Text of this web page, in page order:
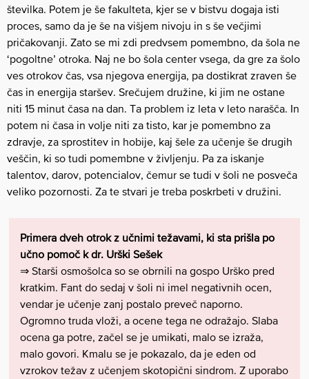
številka. Potem je še fakulteta, kjer se v bistvu dogaja isti
proces, samo da je še na višjem nivoju in s še večjimi
pričakovanji. Zato se mi zdi predvsem pomembno, da šola ne
‘pogoltne’ otroka. Naj ne bo šola center vsega, da gre za šolo
ves otrokov čas, vsa njegova energija, pa dostikrat zraven še
čas in energija staršev. Srečujem družine, ki jim ne ostane
niti 15 minut časa na dan. Ta problem iz leta v leto narašča. In
potem ni časa in volje niti za tisto, kar je pomembno za
zdravje, za sprostitev in hobije, kaj šele za učenje še drugih
veščin, ki so tudi pomembne v življenju. Pa za iskanje
talentov, darov, potencialov, čemur se tudi v šoli ne posveča
veliko pozornosti. Za te stvari je treba poskrbeti v družini.
Primera dveh otrok z učnimi težavami, ki sta prišla po
učno pomoč k dr. Urški Sešek
⇒ Starši osmošolca so se obrnili na gospo Urško pred
kratkim. Fant do sedaj v šoli ni imel negativnih ocen,
vendar je učenje zanj postalo preveč naporno.
Ogromno truda vloži, a ocene tega ne odražajo. Slaba
ocena ga potre, začel se je umikati, malo se izraža,
malo govori. Kmalu se je pokazalo, da je eden od
vzrokov težav z učenjem skotopični sindrom. Z uporabo